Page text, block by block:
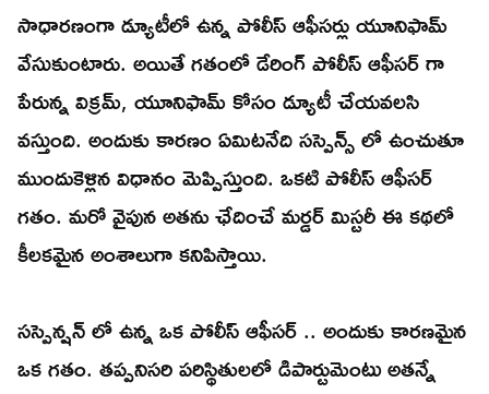
సాధారణంగా డ్యూటీలో ఉన్న పోలీస్ ఆఫీసర్లు యూనిఫామ్
వేసుకుంటారు. అయితే గతంలో డేరింగ్ పోలీస్ ఆఫీసర్ గా
పేరున్న విక్రమ్, యూనిఫామ్ కోసం డ్యూటీ చేయవలసి
వస్తుంది. అందుకు కారణం ఏమిటనేది సస్పెన్స్ లో ఉంచుతూ
ముందుకెళ్లిన విధానం మెప్పిస్తుంది. ఒకటి పోలీస్ ఆఫీసర్
గతం. మరో వైపున అతను ఛేదించే మర్డర్ మిస్టరీ ఈ కథలో
కీలకమైన అంశాలుగా కనిపిస్తాయి.
సస్పెన్షన్ లో ఉన్న ఒక పోలీస్ ఆఫీసర్ .. అందుకు కారణమైన
ఒక గతం. తప్పనిసరి పరిస్థితులలో డిపార్టుమెంటు అతన్నే